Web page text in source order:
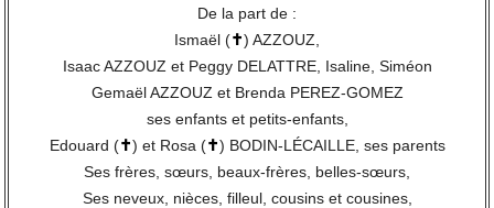
De la part de :
Ismaël (✝) AZZOUZ,
Isaac AZZOUZ et Peggy DELATTRE, Isaline, Siméon
Gemaël AZZOUZ et Brenda PEREZ-GOMEZ
ses enfants et petits-enfants,
Edouard (✝) et Rosa (✝) BODIN-LÉCAILLE, ses parents
Ses frères, sœurs, beaux-frères, belles-sœurs,
Ses neveux, nièces, filleul, cousins et cousines,